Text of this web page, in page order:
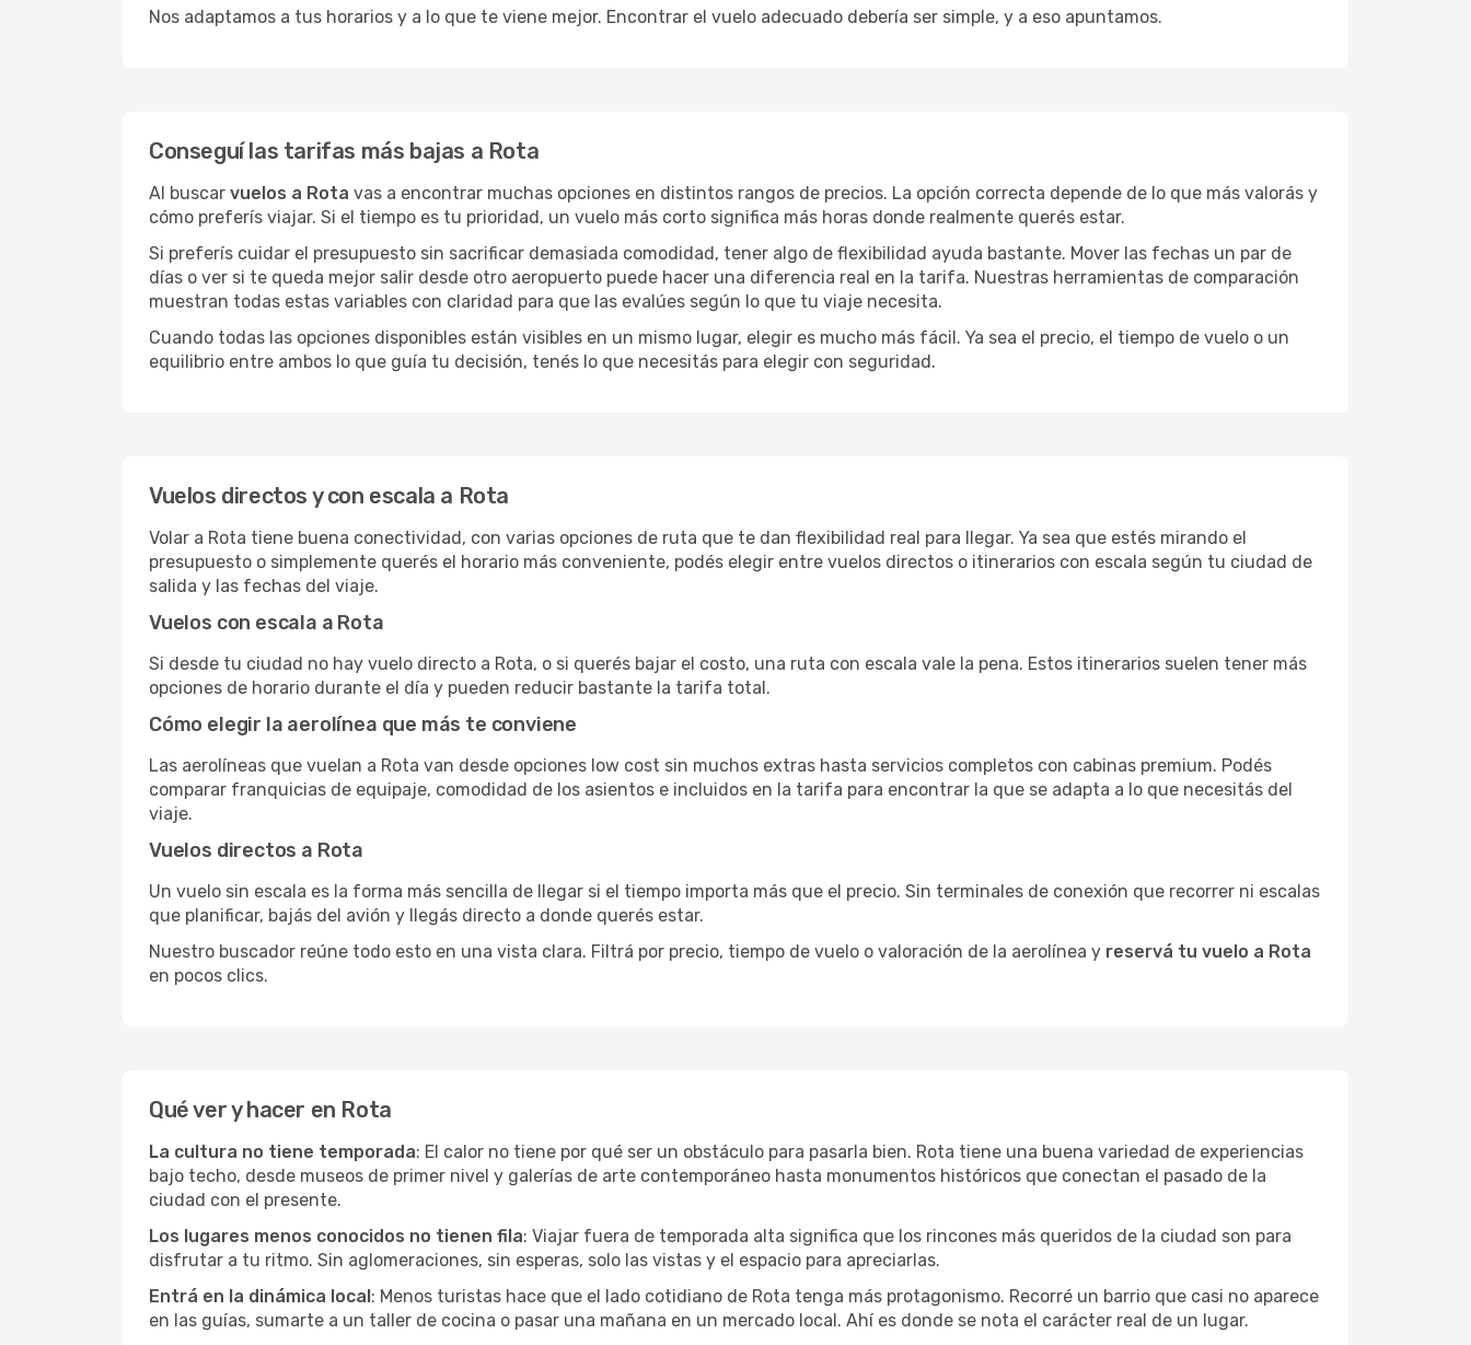
Nos adaptamos a tus horarios y a lo que te viene mejor. Encontrar el vuelo adecuado debería ser simple, y a eso apuntamos.
Conseguí las tarifas más bajas a Rota
Al buscar vuelos a Rota vas a encontrar muchas opciones en distintos rangos de precios. La opción correcta depende de lo que más valorás y
cómo preferís viajar. Si el tiempo es tu prioridad, un vuelo más corto significa más horas donde realmente querés estar.
Si preferís cuidar el presupuesto sin sacrificar demasiada comodidad, tener algo de flexibilidad ayuda bastante. Mover las fechas un par de
días o ver si te queda mejor salir desde otro aeropuerto puede hacer una diferencia real en la tarifa. Nuestras herramientas de comparación
muestran todas estas variables con claridad para que las evalúes según lo que tu viaje necesita.
Cuando todas las opciones disponibles están visibles en un mismo lugar, elegir es mucho más fácil. Ya sea el precio, el tiempo de vuelo o un
equilibrio entre ambos lo que guía tu decisión, tenés lo que necesitás para elegir con seguridad.
Vuelos directos y con escala a Rota
Volar a Rota tiene buena conectividad, con varias opciones de ruta que te dan flexibilidad real para llegar. Ya sea que estés mirando el
presupuesto o simplemente querés el horario más conveniente, podés elegir entre vuelos directos o itinerarios con escala según tu ciudad de
salida y las fechas del viaje.
Vuelos con escala a Rota
Si desde tu ciudad no hay vuelo directo a Rota, o si querés bajar el costo, una ruta con escala vale la pena. Estos itinerarios suelen tener más
opciones de horario durante el día y pueden reducir bastante la tarifa total.
Cómo elegir la aerolínea que más te conviene
Las aerolíneas que vuelan a Rota van desde opciones low cost sin muchos extras hasta servicios completos con cabinas premium. Podés
comparar franquicias de equipaje, comodidad de los asientos e incluidos en la tarifa para encontrar la que se adapta a lo que necesitás del
viaje.
Vuelos directos a Rota
Un vuelo sin escala es la forma más sencilla de llegar si el tiempo importa más que el precio. Sin terminales de conexión que recorrer ni escalas
que planificar, bajás del avión y llegás directo a donde querés estar.
Nuestro buscador reúne todo esto en una vista clara. Filtrá por precio, tiempo de vuelo o valoración de la aerolínea y reservá tu vuelo a Rota
en pocos clics.
Qué ver y hacer en Rota
La cultura no tiene temporada: El calor no tiene por qué ser un obstáculo para pasarla bien. Rota tiene una buena variedad de experiencias
bajo techo, desde museos de primer nivel y galerías de arte contemporáneo hasta monumentos históricos que conectan el pasado de la
ciudad con el presente.
Los lugares menos conocidos no tienen fila: Viajar fuera de temporada alta significa que los rincones más queridos de la ciudad son para
disfrutar a tu ritmo. Sin aglomeraciones, sin esperas, solo las vistas y el espacio para apreciarlas.
Entrá en la dinámica local: Menos turistas hace que el lado cotidiano de Rota tenga más protagonismo. Recorré un barrio que casi no aparece
en las guías, sumarte a un taller de cocina o pasar una mañana en un mercado local. Ahí es donde se nota el carácter real de un lugar.